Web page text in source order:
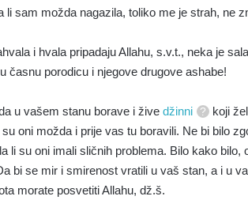
sam možda nagazila, toliko me je strah, ne
i hvala pripadaju Allahu, s.v.t., neka je
časnu porodicu i njegove drugove ashabe!
u vašem stanu borave i žive džinni
koji
oni možda i prije vas tu boravili. Ne bi bilo
li su oni imali sličnih problema. Bilo kako bilo,
bi se mir i smirenost vratili u vaš stan, a i u
morate posvetiti Allahu, dž.š.